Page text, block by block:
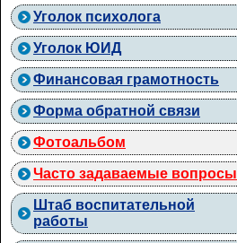
Уголок психолога
Уголок ЮИД
Финансовая грамотность
Форма обратной связи
Фотоальбом
Часто задаваемые вопросы
Штаб воспитательной
работы